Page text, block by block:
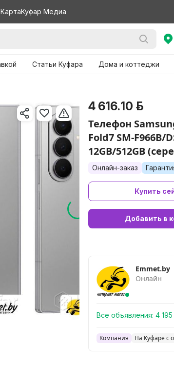
Куфар Медиа
Статьи Куфара Дома и коттеджи
4 616.10 р.
Телефон
Fold7 SM-F966B/
12GB/512GB
Онлайн-заказ
Купить
Добавить в
Emmet.by
Онлайн
Все объявления: 4 195
Компания На Куфаре с